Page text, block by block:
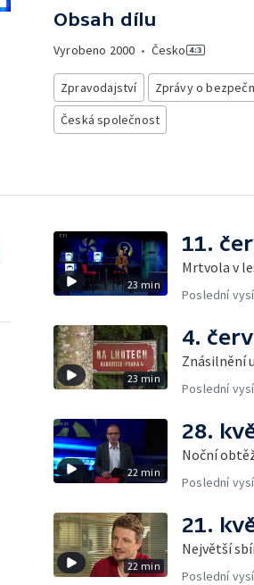
Obsah dílu
Vyrobeno 2000 • Česko
Zpravodajství Zprávy o
Česká společnost
23 min
11.
Mrtvola v
Poslední
23 min
4.
Znásilnění
Poslední
22 min
28.
Noční
Poslední
22 min
21.
Největší
Poslední